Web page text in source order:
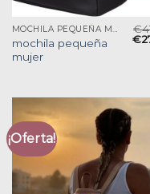
MOCHILA PEQUEÑA MUJER
mochila pequeña
mujer
€
€
¡Oferta!